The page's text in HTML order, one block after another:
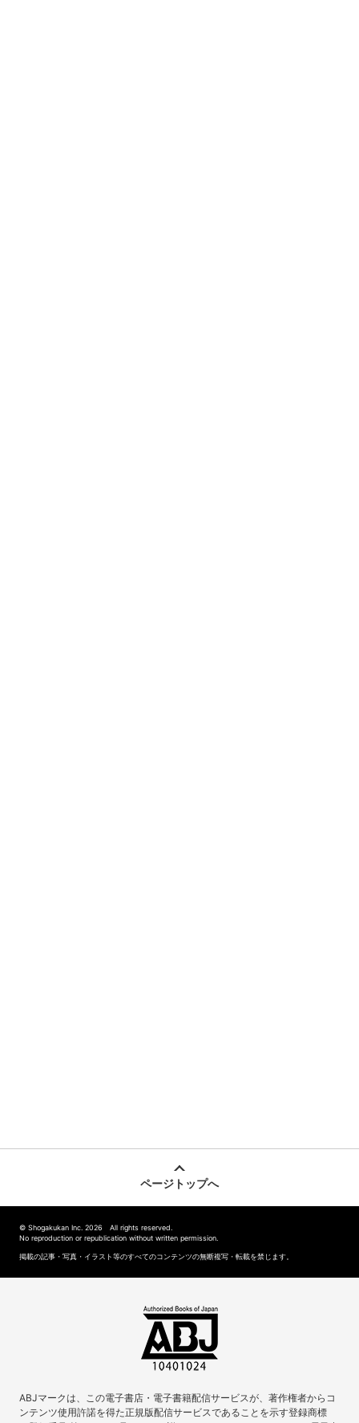
ページトップへ
© Shogakukan Inc. 2026 All rights reserved.
No reproduction or republication without written permission.
掲載の記事・写真・イラスト等のすべてのコンテンツの無断複写・転載を禁じます。
ABJマークは、この電子書店・電子書籍配信サービスが、著作権者からコ
ンテンツ使用許諾を得た正規版配信サービスであることを示す登録商標